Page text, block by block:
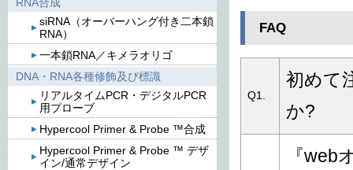
siRNA（オーバーハング付き二本鎖
RNA）
一本鎖RNA／キメラオリゴ
DNA・RNA各種修飾及び標識
リアルタイムPCR・デジタルPCR
用プローブ
Hypercool Primer & Probe ™合成
Hypercool Primer & Probe ™ デザ
イン/通常デザイン
FAQ
Q1.
初めて
か?
『web